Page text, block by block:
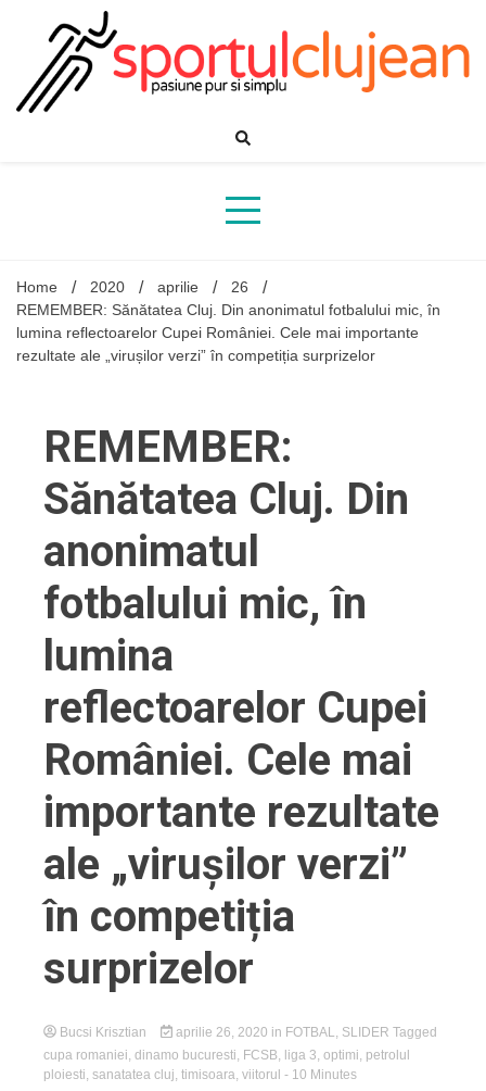
Home 2020 aprilie
26
REMEMBER: Sănătatea Cluj. Din anonimatul fotbalului mic, în
lumina reflectoarelor Cupei României. Cele mai importante
rezultate ale „virușilor verzi” în competiția surprizelor
REMEMBER:
Sănătatea Cluj. Din
anonimatul
fotbalului mic, în
lumina
reflectoarelor Cupei
României. Cele mai
importante rezultate
ale „virușilor verzi”
în competiția
surprizelor
Bucsi Krisztian aprilie 26, 2020 in FOTBAL SLIDER Tagged
cupa romaniei dinamo bucuresti FCSB liga 3 optimi petrolul
ploiesti sanatatea cluj timisoara viitorul - 10 Minutes